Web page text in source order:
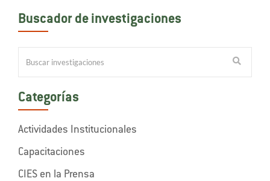
Buscador de investigaciones
Categorías
Actividades Institucionales
Capacitaciones
CIES en la Prensa